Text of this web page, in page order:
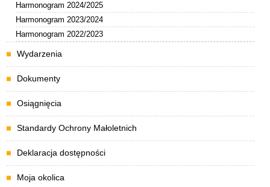
Harmonogram 2024/2025
Harmonogram 2023/2024
Harmonogram 2022/2023
Wydarzenia
Dokumenty
Osiągnięcia
Standardy Ochrony Małoletnich
Deklaracja dostępności
Moja okolica